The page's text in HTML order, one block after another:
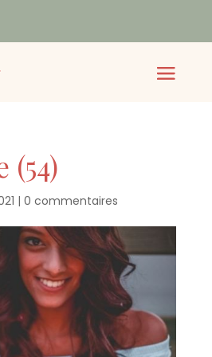
(54)
| 0 commentaires